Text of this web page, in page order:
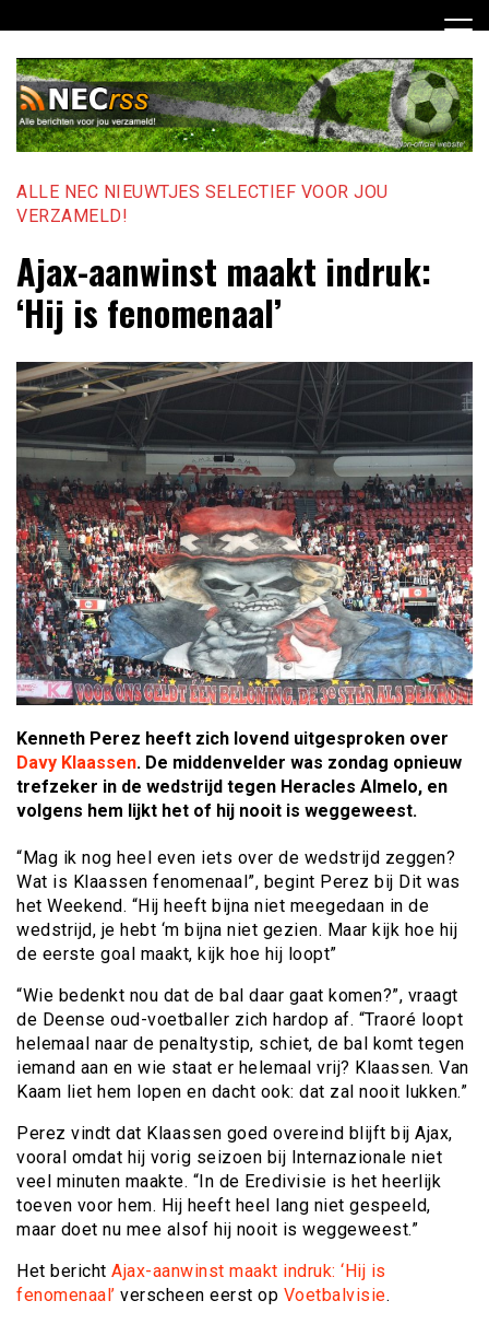
naar
inhoud
ALLE NEC NIEUWTJES SELECTIEF VOOR JOU
VERZAMELD!
Ajax-aanwinst maakt indruk:
‘Hij is fenomenaal’
Kenneth Perez heeft zich lovend uitgesproken over
Davy Klaassen. De middenvelder was zondag opnieuw
trefzeker in de wedstrijd tegen Heracles Almelo, en
volgens hem lijkt het of hij nooit is weggeweest.
“Mag ik nog heel even iets over de wedstrijd zeggen?
Wat is Klaassen fenomenaal”, begint Perez bij Dit was
het Weekend. “Hij heeft bijna niet meegedaan in de
wedstrijd, je hebt ‘m bijna niet gezien. Maar kijk hoe hij
de eerste goal maakt, kijk hoe hij loopt”
“Wie bedenkt nou dat de bal daar gaat komen?”, vraagt
de Deense oud-voetballer zich hardop af. “Traoré loopt
helemaal naar de penaltystip, schiet, de bal komt tegen
iemand aan en wie staat er helemaal vrij? Klaassen. Van
Kaam liet hem lopen en dacht ook: dat zal nooit lukken.”
Perez vindt dat Klaassen goed overeind blijft bij Ajax,
vooral omdat hij vorig seizoen bij Internazionale niet
veel minuten maakte. “In de Eredivisie is het heerlijk
toeven voor hem. Hij heeft heel lang niet gespeeld,
maar doet nu mee alsof hij nooit is weggeweest.”
Het bericht Ajax-aanwinst maakt indruk: ‘Hij is
fenomenaal’ verscheen eerst op Voetbalvisie.